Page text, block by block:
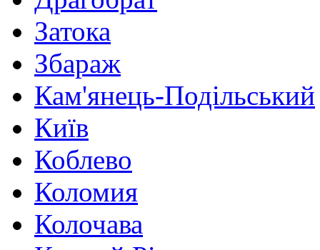
Затока
Збараж
Кам'янець-Подільський
Київ
Коблево
Коломия
Колочава